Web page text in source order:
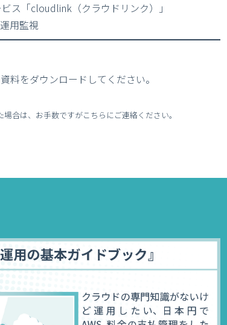
ス「cloudlink（クラウドリンク）」
用監視
料をダウンロードしてください。
合は、お手数ですがこちらにご連絡ください。